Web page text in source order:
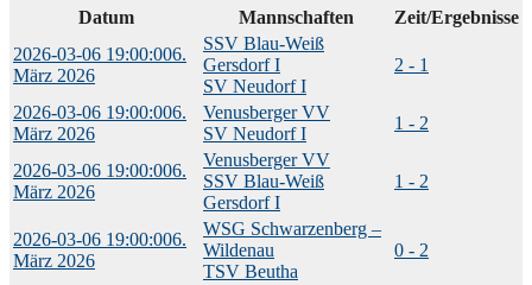
Datum
Mannschaften
Zeit/Ergebnisse
2026-03-06 19:00:006.
März 2026
SSV Blau-Weiß
Gersdorf I
SV Neudorf I
2 - 1
2026-03-06 19:00:006.
März 2026
Venusberger VV
SV Neudorf I
1 - 2
2026-03-06 19:00:006.
März 2026
Venusberger VV
SSV Blau-Weiß
Gersdorf I
1 - 2
2026-03-06 19:00:006.
März 2026
WSG Schwarzenberg –
Wildenau
TSV Beutha
0 - 2